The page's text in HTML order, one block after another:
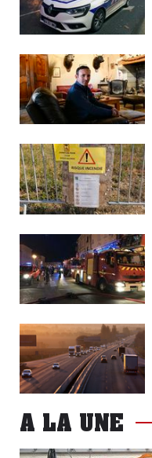
A LA UNE